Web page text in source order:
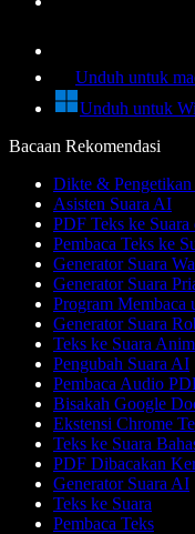
Unduh untuk
Unduh untuk
Bacaan Rekomendasi
Dikte & Pengetikan
Asisten Suara AI
PDF Teks ke
Pembaca Teks ke
Generator Suara
Generator Suara
Program Membaca
Generator Suara
Teks ke Suara
Pengubah Suara AI
Pembaca Audio
Bisakah Google
Ekstensi Chrome
Teks ke Suara
PDF Dibacakan
Generator Suara AI
Teks ke Suara
Pembaca Teks